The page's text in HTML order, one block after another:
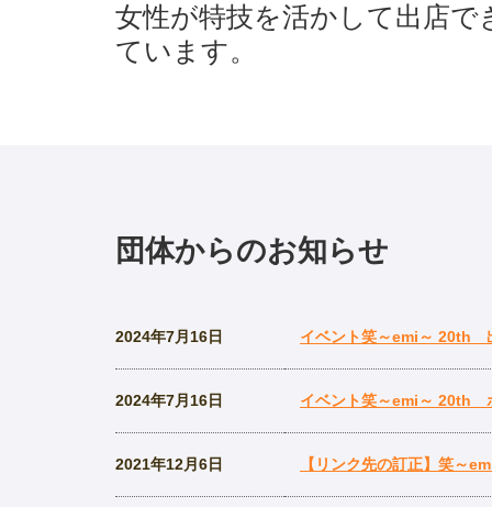
女性が特技を活かして出店
ています。
団体からのお知らせ
2024年7月16日 イベント笑～emi～
2024年7月16日 イベント笑～emi～ 20th
2021年12月6日 【リンク先の訂正】笑～